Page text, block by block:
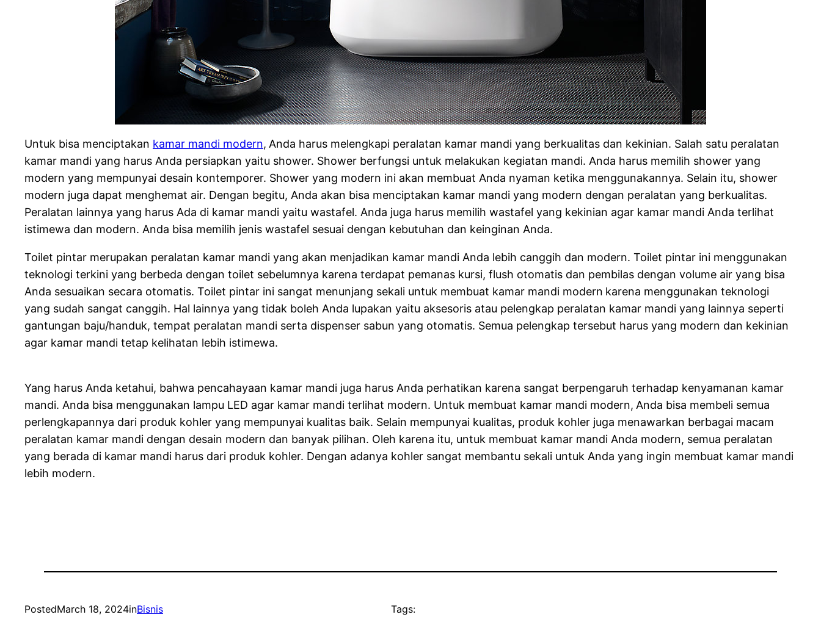
Untuk bisa menciptakan kamar mandi modern, Anda harus melengkapi peralatan kamar mandi yang berkualitas dan kekinian. Salah satu peralatan
kamar mandi yang harus Anda persiapkan yaitu shower. Shower berfungsi untuk melakukan kegiatan mandi. Anda harus memilih shower yang
modern yang mempunyai desain kontemporer. Shower yang modern ini akan membuat Anda nyaman ketika menggunakannya. Selain itu, shower
modern juga dapat menghemat air. Dengan begitu, Anda akan bisa menciptakan kamar mandi yang modern dengan peralatan yang berkualitas.
Peralatan lainnya yang harus Ada di kamar mandi yaitu wastafel. Anda juga harus memilih wastafel yang kekinian agar kamar mandi Anda terlihat
istimewa dan modern. Anda bisa memilih jenis wastafel sesuai dengan kebutuhan dan keinginan Anda.
Toilet pintar merupakan peralatan kamar mandi yang akan menjadikan kamar mandi Anda lebih canggih dan modern. Toilet pintar ini menggunakan
teknologi terkini yang berbeda dengan toilet sebelumnya karena terdapat pemanas kursi, flush otomatis dan pembilas dengan volume air yang bisa
Anda sesuaikan secara otomatis. Toilet pintar ini sangat menunjang sekali untuk membuat kamar mandi modern karena menggunakan teknologi
yang sudah sangat canggih. Hal lainnya yang tidak boleh Anda lupakan yaitu aksesoris atau pelengkap peralatan kamar mandi yang lainnya seperti
gantungan baju/handuk, tempat peralatan mandi serta dispenser sabun yang otomatis. Semua pelengkap tersebut harus yang modern dan kekinian
agar kamar mandi tetap kelihatan lebih istimewa.
Yang harus Anda ketahui, bahwa pencahayaan kamar mandi juga harus Anda perhatikan karena sangat berpengaruh terhadap kenyamanan kamar
mandi. Anda bisa menggunakan lampu LED agar kamar mandi terlihat modern. Untuk membuat kamar mandi modern, Anda bisa membeli semua
perlengkapannya dari produk kohler yang mempunyai kualitas baik. Selain mempunyai kualitas, produk kohler juga menawarkan berbagai macam
peralatan kamar mandi dengan desain modern dan banyak pilihan. Oleh karena itu, untuk membuat kamar mandi Anda modern, semua peralatan
yang berada di kamar mandi harus dari produk kohler. Dengan adanya kohler sangat membantu sekali untuk Anda yang ingin membuat kamar mandi
lebih modern.
PostedMarch 18, 2024inBisnis Tags: